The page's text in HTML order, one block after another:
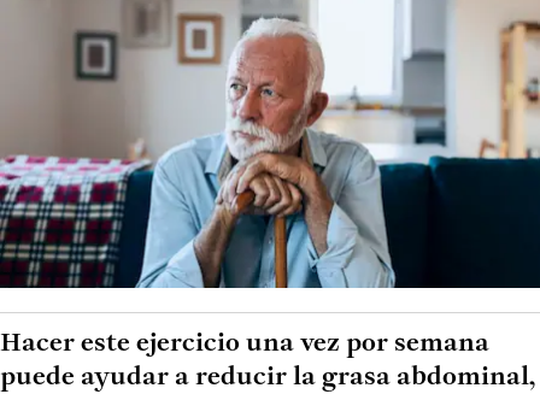
Hacer este ejercicio una vez por semana
puede ayudar a reducir la grasa abdominal,